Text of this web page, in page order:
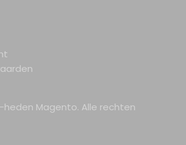
heden Magento. Alle rechten